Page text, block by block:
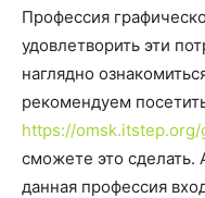
Профессия
удовлетворить эти
наглядно
рекомендуем
https://
сможете это
данная профессия